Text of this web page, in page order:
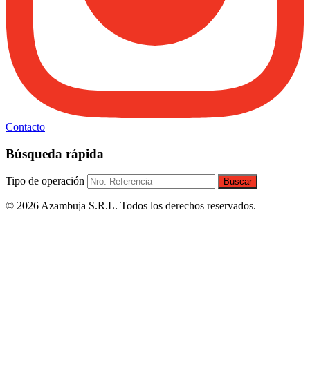
Contacto
Búsqueda rápida
Tipo de operación Buscar
© 2026 Azambuja S.R.L. Todos los derechos reservados.